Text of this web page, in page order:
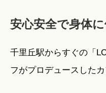
お知らせ
私たちのこと
安心安全で身体
千里丘駅からすぐの「
フがプロデュースしたカ